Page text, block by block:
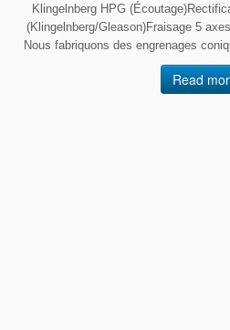
Klingelnberg HPG
(Klingelnberg/Gleason)Fraisage 5
Nous fabriquons des engrenages
Read